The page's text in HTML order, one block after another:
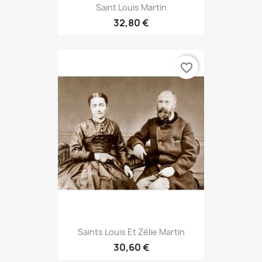
Saint Louis Martin
32,80 €
Saints Louis Et Zélie Martin
30,60 €
favorite_border